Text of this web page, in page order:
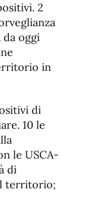
2
da oggi
in
di
10 le
le USCA-
di
territorio;